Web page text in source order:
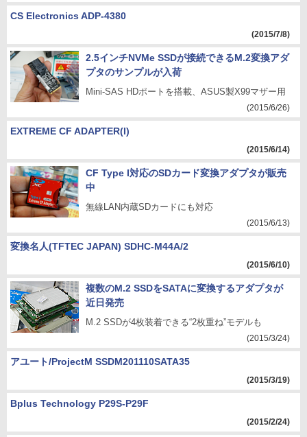
CS Electronics ADP-4380
(2015/7/8)
2.5インチNVMe SSDが接続できるM.2変換アダ
プタのサンプルが入荷
Mini-SAS HDポートを搭載、ASUS製X99マザー用
(2015/6/26)
EXTREME CF ADAPTER(I)
(2015/6/14)
CF Type I対応のSDカード変換アダプタが販売
中
無線LAN内蔵SDカードにも対応
(2015/6/13)
変換名人(TFTEC JAPAN) SDHC-M44A/2
(2015/6/10)
複数のM.2 SSDをSATAに変換するアダプタが
近日発売
M.2 SSDが4枚装着できる“2枚重ね”モデルも
(2015/3/24)
アユート/ProjectM SSDM201110SATA35
(2015/3/19)
Bplus Technology P29S-P29F
(2015/2/24)